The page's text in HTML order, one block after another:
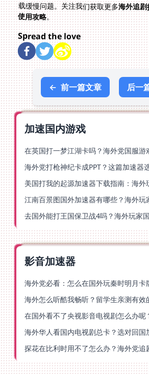
载缓慢问题。关注我们获取更多海外追剧
使用攻略。
Spread the love
← 前一篇文章 后一
加速国内游戏
影音加速器